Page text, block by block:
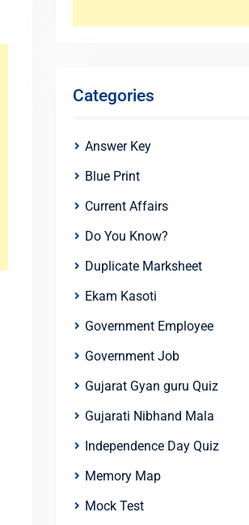
Categories
Answer Key
Blue Print
Current Affairs
Do You Know?
Duplicate Marksheet
Ekam Kasoti
Government Employee
Government Job
Gujarat Gyan guru Quiz
Gujarati Nibhand Mala
Independence Day Quiz
Memory Map
Mock Test